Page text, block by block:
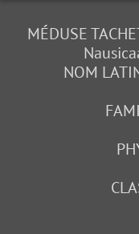
MÉDUSE
NOM